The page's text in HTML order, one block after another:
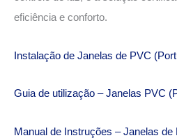
eficiência e conforto.
Instalação de Janelas de PVC
Guia de utilização – Janelas PVC
Manual de Instruções – Janelas de